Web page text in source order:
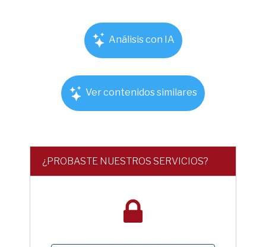
Análisis con IA
Ver contenidos similares
¿PROBASTE NUESTROS SERVICIOS?